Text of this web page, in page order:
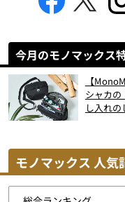
今月のモノマックス
【
シャカの
し入れ
モノマックス 人気